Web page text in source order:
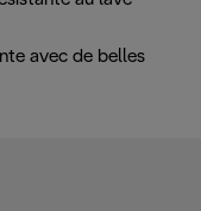
avec de belles